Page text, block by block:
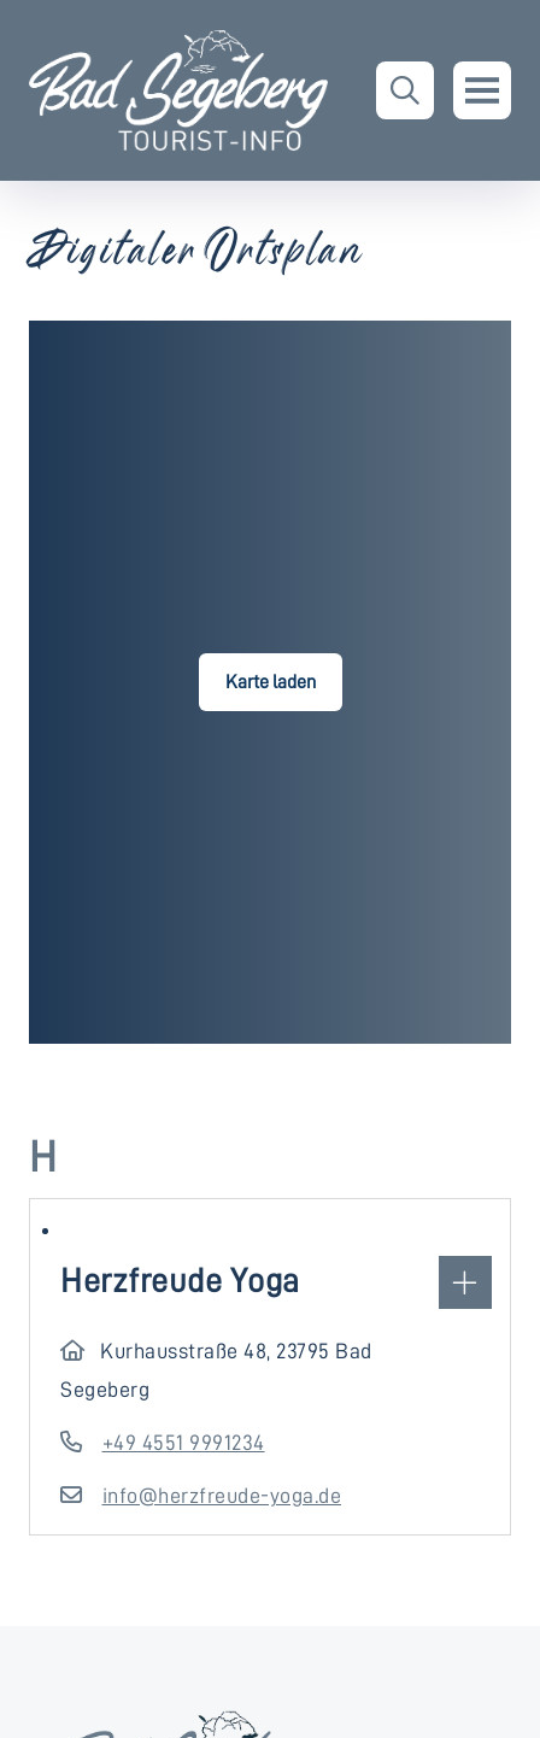
Digitaler Ortsplan
Karte laden
H
Herzfreude Yoga
Kurhausstraße 48, 23795 Bad
Segeberg
+49 4551 9991234
info@herzfreude-yoga.de